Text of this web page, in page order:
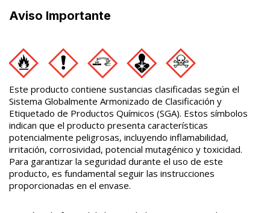
Aviso Importante
Este producto contiene sustancias clasificadas según el
Sistema Globalmente Armonizado de Clasificación y
Etiquetado de Productos Químicos (SGA). Estos símbolos
indican que el producto presenta características
potencialmente peligrosas, incluyendo inflamabilidad,
irritación, corrosividad, potencial mutagénico y toxicidad.
Para garantizar la seguridad durante el uso de este
producto, es fundamental seguir las instrucciones
proporcionadas en el envase.